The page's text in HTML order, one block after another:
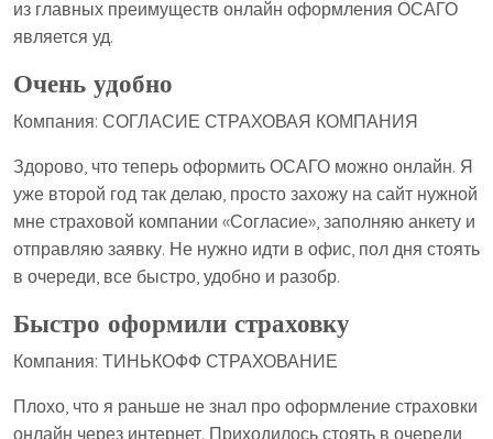
из главных преимуществ онлайн оформления ОСАГО
является уд.
Очень удобно
Компания: СОГЛАСИЕ СТРАХОВАЯ КОМПАНИЯ
Здорово, что теперь оформить ОСАГО можно онлайн. Я
уже второй год так делаю, просто захожу на сайт нужной
мне страховой компании «Согласие», заполняю анкету и
отправляю заявку. Не нужно идти в офис, пол дня стоять
в очереди, все быстро, удобно и разобр.
Быстро оформили страховку
Компания: ТИНЬКОФФ СТРАХОВАНИЕ
Плохо, что я раньше не знал про оформление страховки
онлайн через интернет. Приходилось стоять в очереди